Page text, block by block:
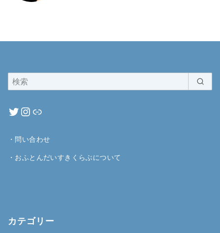
・ 問い合わせ
・ おふとんだいすきくらぶについて
カテゴリー